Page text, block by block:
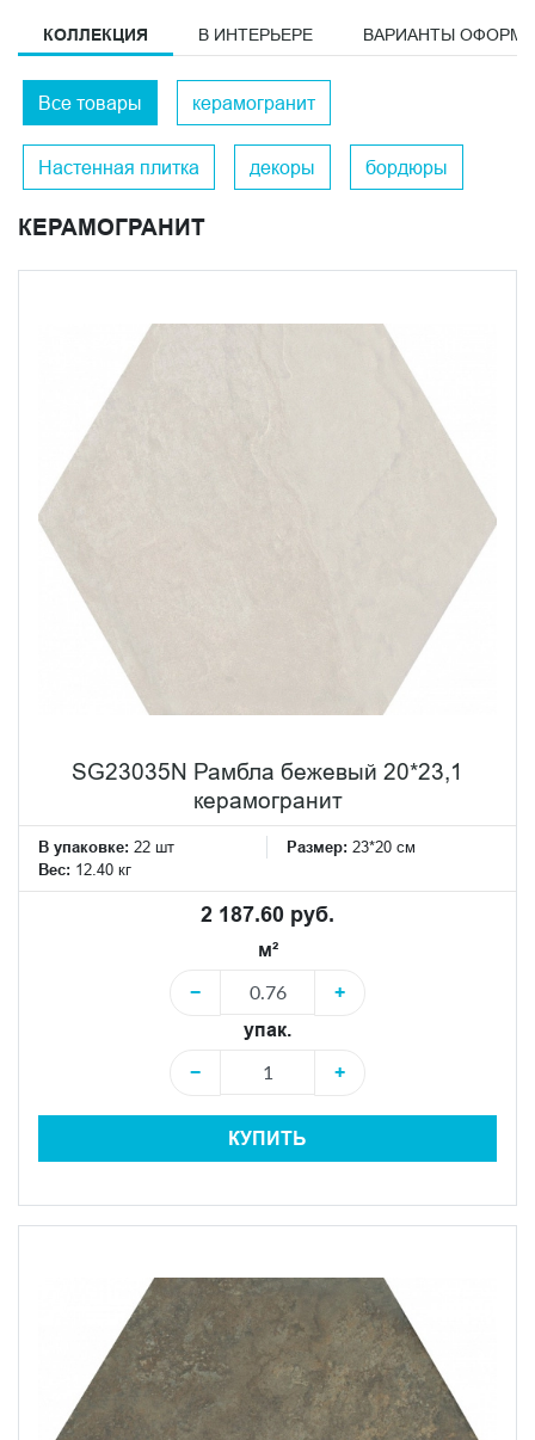
КОЛЛЕКЦИЯ В ИНТЕРЬЕРЕ ВАРИАНТЫ
Все товары керамогранит
Настенная плитка декоры бордюры
КЕРАМОГРАНИТ
SG23035N Рамбла бежевый 20*23,1
керамогранит
В упаковке: 22 шт Размер: 23*20 см
Вес: 12.40 кг
2 187.60 руб.
м²
−
+
упак.
−
+
КУПИТЬ